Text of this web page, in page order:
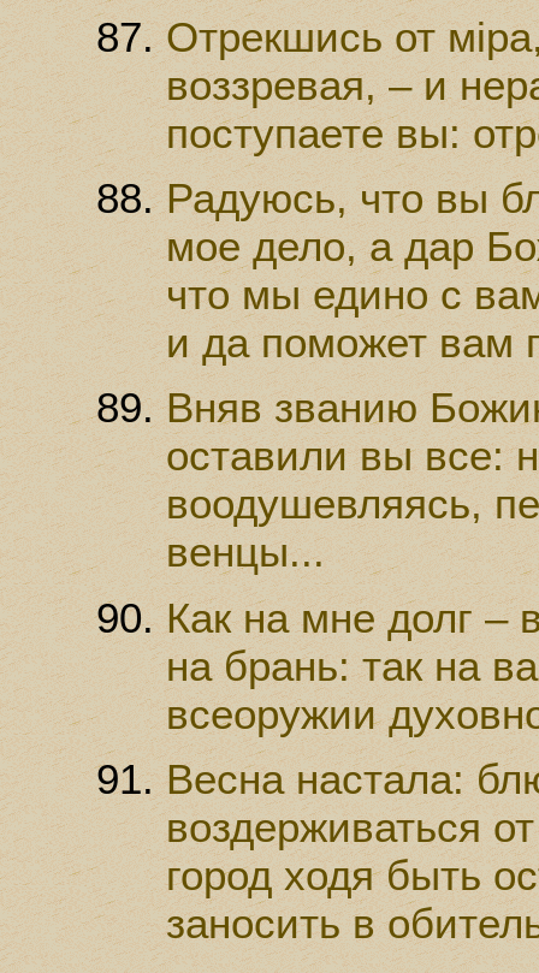
Отрекшись от
воззревая, – и
поступаете вы:
Радуюсь, что вы
мое дело, а дар
что мы едино с
и да поможет вам
Вняв званию
оставили вы все:
воодушевляясь,
венцы...
Как на мне долг –
на брань: так на
всеоружии
Весна настала:
воздерживаться
город ходя быть
заносить в